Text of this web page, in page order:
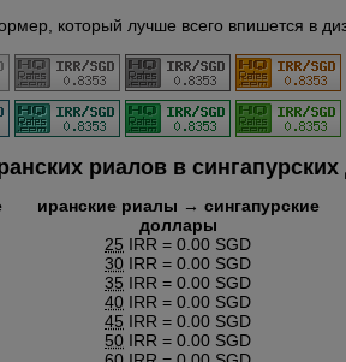
который лучше всего впишется в
риалов в
иранские риалы → сингапурские
доллары
25 IRR = 0.00 SGD
30 IRR = 0.00 SGD
35 IRR = 0.00 SGD
40 IRR = 0.00 SGD
45 IRR = 0.00 SGD
50 IRR = 0.00 SGD